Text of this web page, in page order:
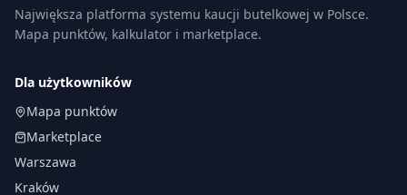
Największa platforma systemu kaucji butelkowej w Polsce.
Mapa punktów, kalkulator i marketplace.
Dla użytkowników
Mapa punktów
Marketplace
Warszawa
Kraków